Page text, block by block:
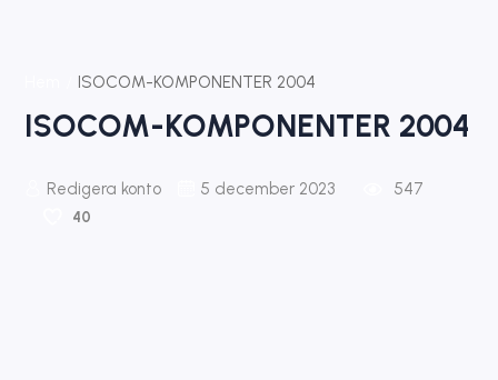
ISOCOM-KOMPONENTER 2004
ISOCOM-KOMPONENTER 2004
Redigera konto 5 december 2023 547
40